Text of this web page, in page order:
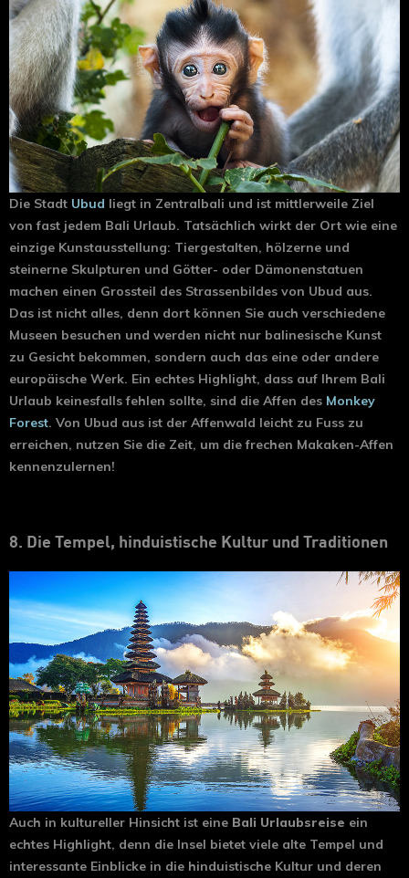
Die Stadt Ubud liegt in Zentralbali und ist mittlerweile Ziel
von fast jedem Bali Urlaub. Tatsächlich wirkt der Ort wie eine
einzige Kunstausstellung: Tiergestalten, hölzerne und
steinerne Skulpturen und Götter- oder Dämonenstatuen
machen einen Grossteil des Strassenbildes von Ubud aus.
Das ist nicht alles, denn dort können Sie auch verschiedene
Museen besuchen und werden nicht nur balinesische Kunst
zu Gesicht bekommen, sondern auch das eine oder andere
europäische Werk. Ein echtes Highlight, dass auf Ihrem Bali
Urlaub keinesfalls fehlen sollte, sind die Affen des Monkey
Forest. Von Ubud aus ist der Affenwald leicht zu Fuss zu
erreichen, nutzen Sie die Zeit, um die frechen Makaken-Affen
kennenzulernen!
8. Die Tempel, hinduistische Kultur und Traditionen
Auch in kultureller Hinsicht ist eine Bali Urlaubsreise ein
echtes Highlight, denn die Insel bietet viele alte Tempel und
interessante Einblicke in die hinduistische Kultur und deren